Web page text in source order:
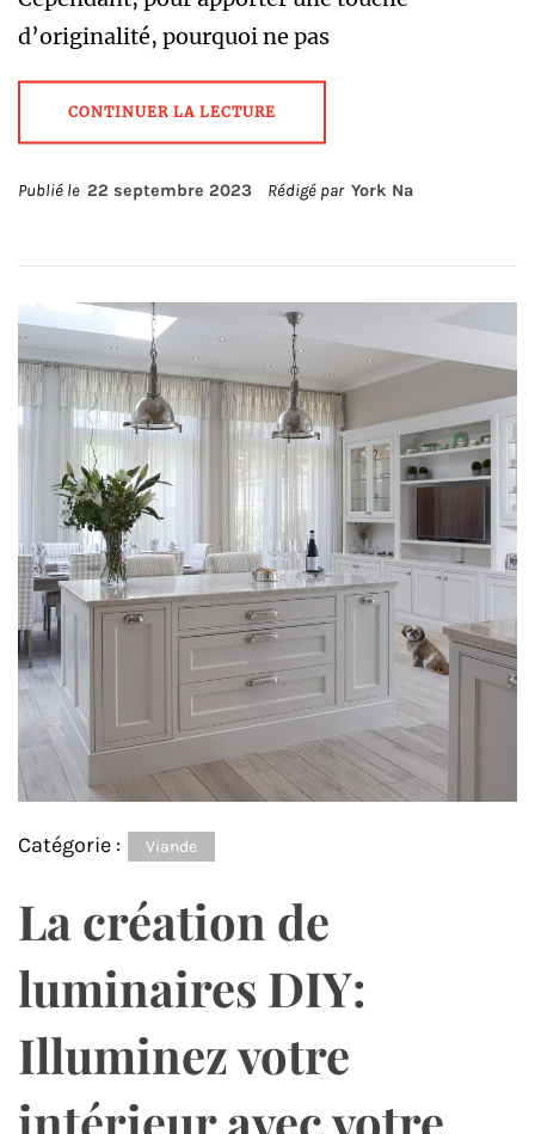
d’originalité, pourquoi ne pas
CONTINUER LA LECTURE
Publié le 22 septembre 2023 Rédigé par York Na
Catégorie : Viande
La création de
luminaires DIY:
Illuminez votre